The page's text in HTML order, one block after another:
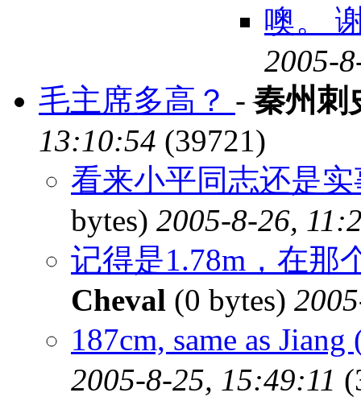
噢。
2005-
毛主席多高？ -秦州刺
13:10:54 (39721)
看来小平同志还是
bytes) 2005-8-26,
记得是1.78m，在那
Cheval (0 bytes)
187cm, same as
2005-8-25, 15:49:11